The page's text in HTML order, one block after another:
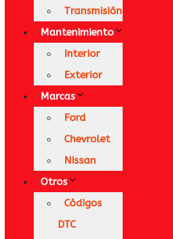
Transmisión
Mantenimiento
Interior
Exterior
Marcas
Ford
Chevrolet
Nissan
Otros
Códigos
DTC